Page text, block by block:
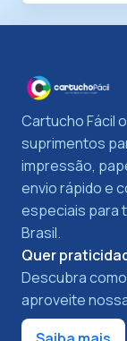
Cartucho Fácil
suprimentos
impressão,
envio rápido e
especiais para
Brasil.
Quer
Descubra
aproveite